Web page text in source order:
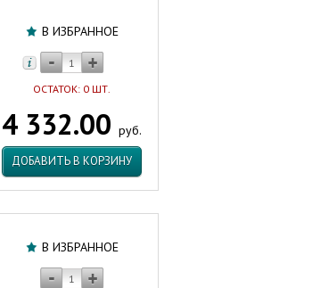
В ИЗБРАННОЕ
ОСТАТОК: 0 ШТ.
4 332.00 руб.
ДОБАВИТЬ В КОРЗИНУ
В ИЗБРАННОЕ